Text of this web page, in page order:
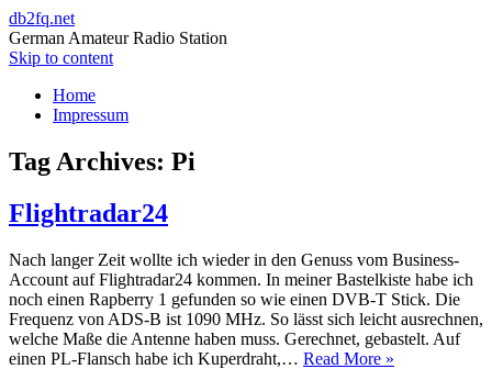
db2fq.net
German Amateur Radio Station
Skip to content
Home
Impressum
Tag Archives: Pi
Flightradar24
Nach langer Zeit wollte ich wieder in den Genuss vom Business-
Account auf Flightradar24 kommen. In meiner Bastelkiste habe ich
noch einen Rapberry 1 gefunden so wie einen DVB-T Stick. Die
Frequenz von ADS-B ist 1090 MHz. So lässt sich leicht ausrechnen,
welche Maße die Antenne haben muss. Gerechnet, gebastelt. Auf
einen PL-Flansch habe ich Kuperdraht,… Read More »